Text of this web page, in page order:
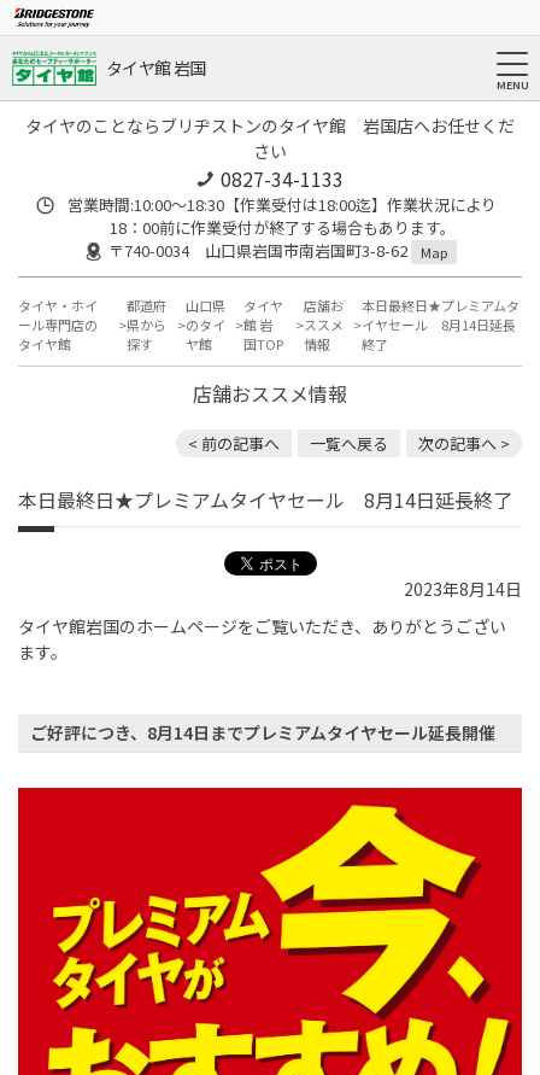
タイヤ館 岩国
タイヤのことならブリヂストンのタイヤ館 岩国店へお任せくだ
さい
0827-34-1133
営業時間:10:00〜18:30【作業受付は18:00迄】作業状況により
18：00前に作業受付が終了する場合もあります。
〒740-0034 山口県岩国市南岩国町3-8-62
Map
タイヤ・ホイ
ール専門店の
タイヤ館
都道府
県から
探す
山口県
のタイ
ヤ館
タイヤ
館 岩
国TOP
店舗お
ススメ
情報
本日最終日★プレミアムタ
イヤセール 8月14日延長
終了
店舗おススメ情報
< 前の記事へ 一覧へ戻る 次の記事へ >
本日最終日★プレミアムタイヤセール 8月14日延長終了
2023年8月14日
タイヤ館岩国のホームページをご覧いただき、ありがとうござい
ます。
ご好評につき、8月14日までプレミアムタイヤセール延長開催